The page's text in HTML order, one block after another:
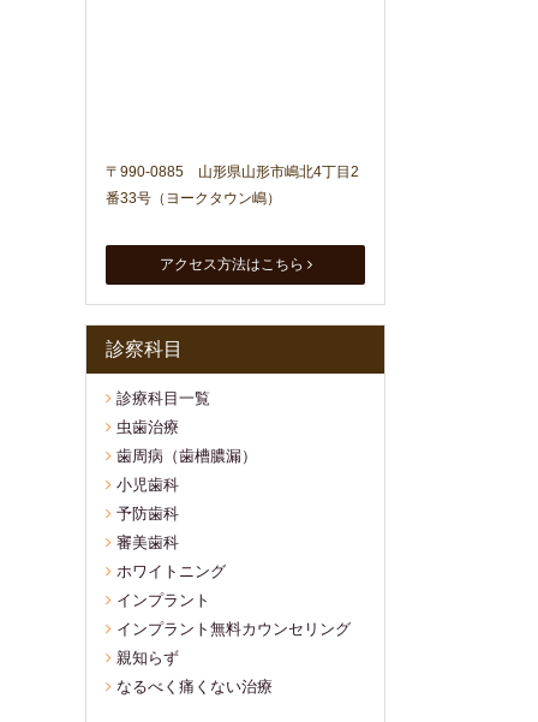
〒990-0885 山形県山形市嶋北4丁目2
番33号（ヨークタウン嶋）
アクセス方法はこちら
診察科目
診療科目一覧
虫歯治療
歯周病（歯槽膿漏）
小児歯科
予防歯科
審美歯科
ホワイトニング
インプラント
インプラント無料カウンセリング
親知らず
なるべく痛くない治療